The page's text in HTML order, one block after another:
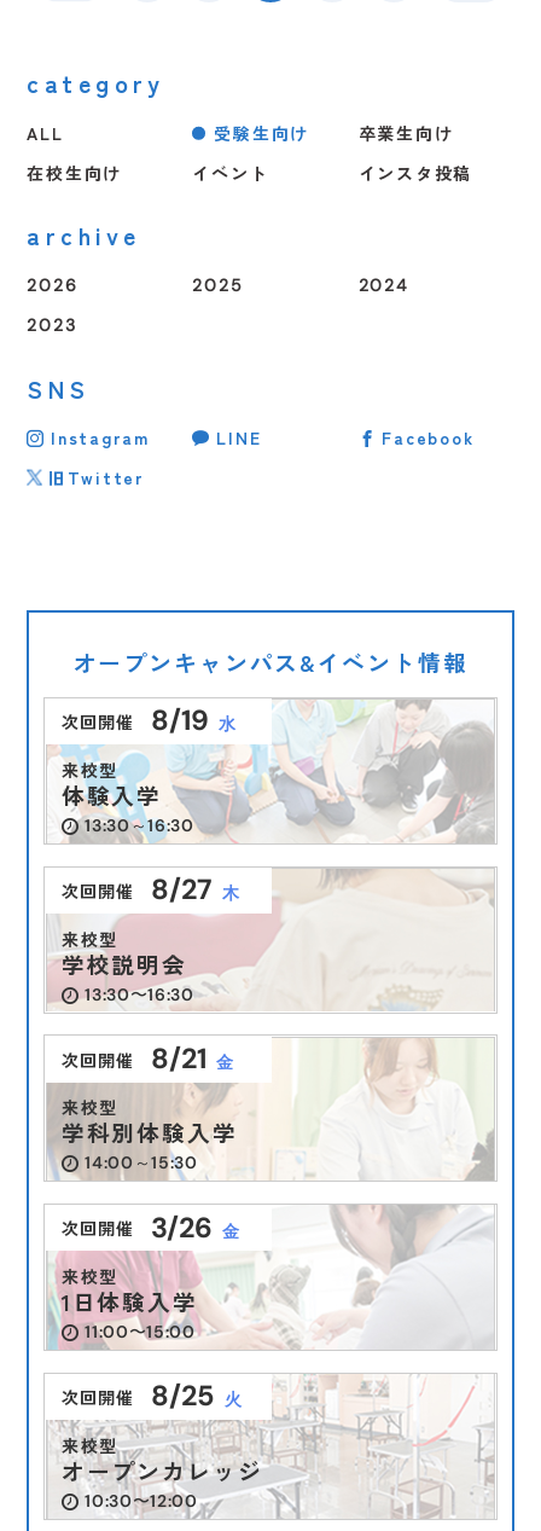
category
ALL 受験生向け
卒業生向け
在校生向け
イベント インスタ投稿
archive
2026 2025
2024
2023
SNS
Instagram LINE
Facebook
旧Twitter
1 2
2026.06.02
【在校生連絡】明日（6月3日）の授業について
2025.09.19
（金）
受験生向け
【学園祭2025】ご来校の皆さまへ
（木）
受験生向け
ビックニュース
2026.06.02
【在校生連絡】明日（6月3日）の授業について
2025.09.19
（金）
受験生向け
【学園祭2025】ご来校の皆さまへ
（木）
受験生向け
ビックニュース
2026.07.05
【イベント情報】
2026.06.22
（月）
受験生向け
【イベント情報】
（水）
受験生向け
【イベント情報】
2026.08.07
✂️🐩 8/19（水）体験入学開催！ 🐩✂️
2026.08.05
（水）
受験生の皆様へ🐶
2026.07.22
（水）
受験生向け
【夏のイベント情報】7月. 8月
オープンキャンパス&イベント情報
次回開催 8/19 水
来校型
体験入学
13:30～16:30
次回開催 8/27 木
来校型
学校説明会
13:30〜16:30
次回開催 8/21 金
来校型
学科別体験入学
14:00～15:30
次回開催 3/26 金
来校型
1日体験入学
11:00〜15:00
次回開催 8/25 火
来校型
オープンカレッジ
10:30〜12:00